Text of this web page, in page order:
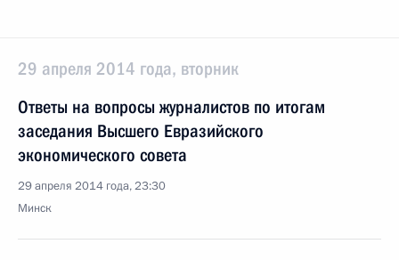
29 апреля 2014 года, вторник
Ответы на вопросы журналистов по итогам
заседания Высшего Евразийского
экономического совета
29 апреля 2014 года, 23:30
Минск